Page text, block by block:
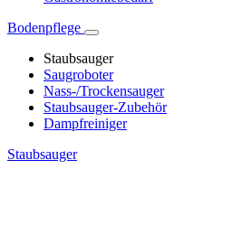
Bodenpflege
Staubsauger
Saugroboter
Nass-/Trockensauger
Staubsauger-Zubehör
Dampfreiniger
Staubsauger